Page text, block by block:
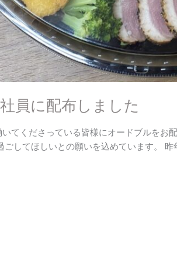
員に配布しました
てくださっている皆様にオードブルをお
ごしてほしいとの願いを込めています。